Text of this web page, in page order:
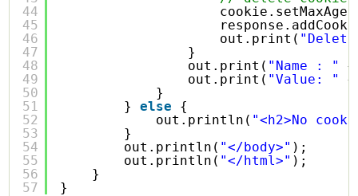
44
45
46
47
48
49
50
51
52
53
54
55
56
57
cookie.setMaxAge(
out.print(
}
out.print( "Name : "
out.print( "Value: "
}
} else
{
out.println( "<h2>No
}
out.println( "</body>" );
out.println( "</html>" );
}
}